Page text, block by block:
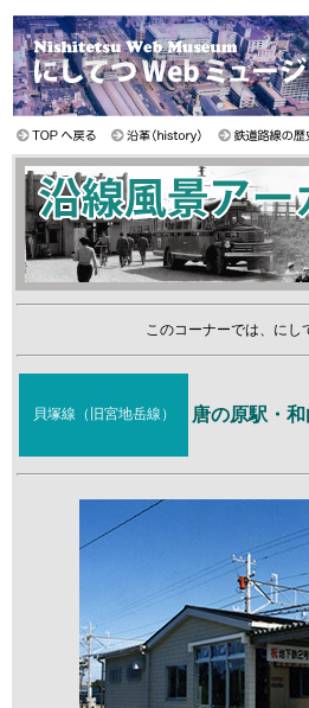
このコーナーでは、にし
貝塚線（旧宮地岳線） 唐の原駅・